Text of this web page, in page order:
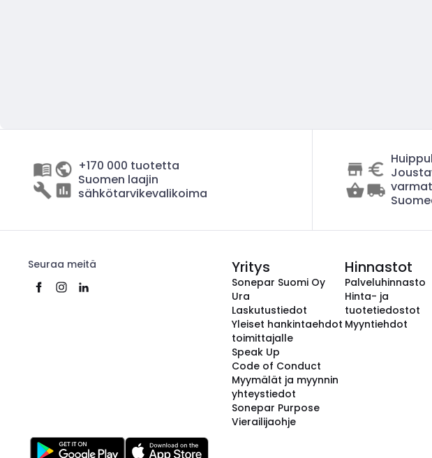
+170 000 tuotetta
Suomen laajin
sähkötarvikevalikoima
Seuraa meitä Yritys
Sonepar Suomi Oy
Ura
Laskutustiedot
Yleiset hankintaehdot
toimittajalle
Speak Up
Code of Conduct
Myymälät ja myynnin
yhteystiedot
Sonepar Purpose
Vierailijaohje
Hinnastot
Palveluhinnasto
Hinta- ja
tuotetiedostot
Myyntiehdot